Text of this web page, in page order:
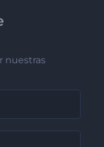
nuestras